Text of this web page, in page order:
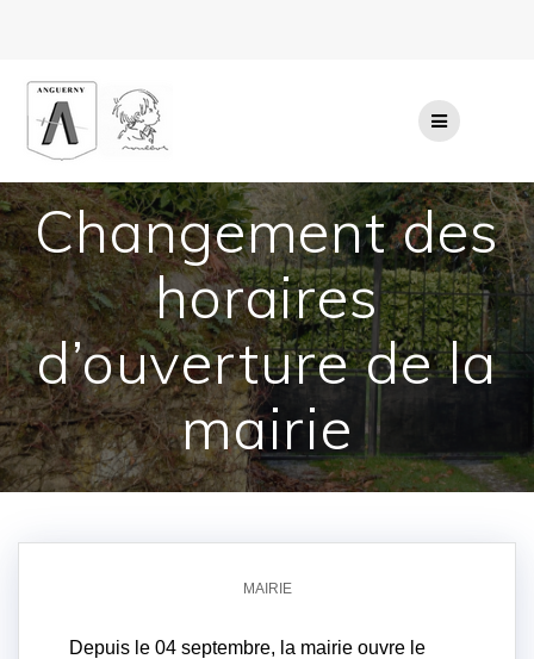
Changement des
horaires
d’ouverture de la
mairie
MAIRIE
Depuis le 04 septembre, la mairie ouvre le